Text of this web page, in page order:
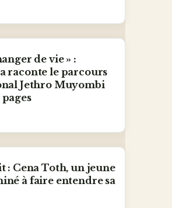
de vie » :
raconte le parcours
Jethro Muyombi
Cena Toth, un jeune
à faire entendre sa